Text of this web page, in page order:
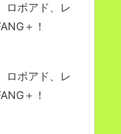
ロボアド、レ
＋！
ロボアド、レ
＋！